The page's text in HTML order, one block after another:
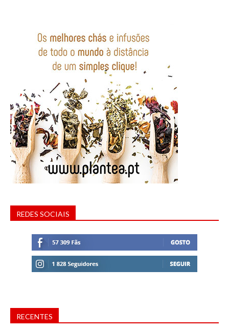
REDES SOCIAIS
RECENTES